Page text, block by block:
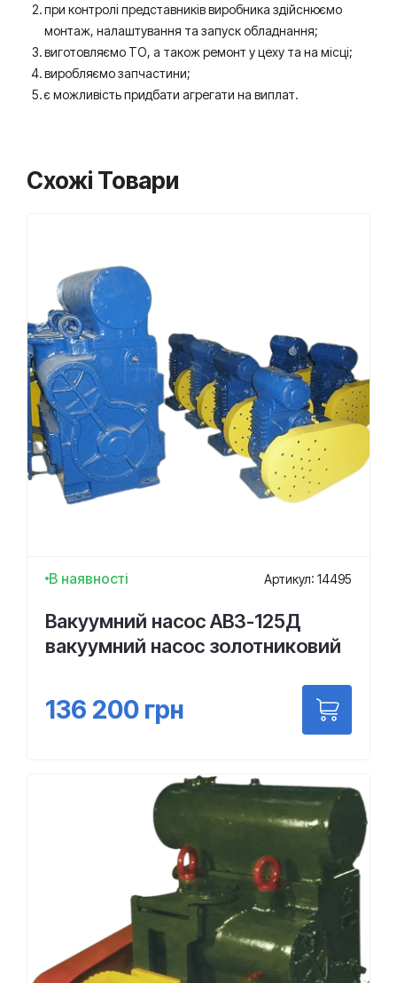
при контролі представників виробника здійснюємо
монтаж, налаштування та запуск обладнання;
виготовляємо ТО, а також ремонт у цеху та на місці;
виробляємо запчастини;
є можливість придбати агрегати на виплат.
Схожі Товари
В наявності Артикул: 14495
Вакуумний насос АВЗ-125Д
вакуумний насос золотниковий
136 200 грн